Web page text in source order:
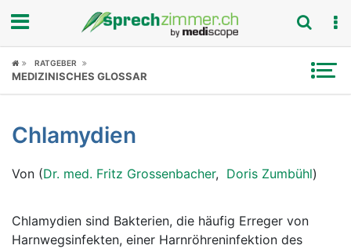
Fokus
Symptome
Untersuchungen
News
RATGEBER
MEDIZINISCHES GLOSSAR
Chlamydien
Von (Dr. med. Fritz Grossenbacher, Doris Zumbühl)
Chlamydien sind Bakterien, die häufig Erreger von
Harnwegsinfekten, einer Harnröhreninfektion des